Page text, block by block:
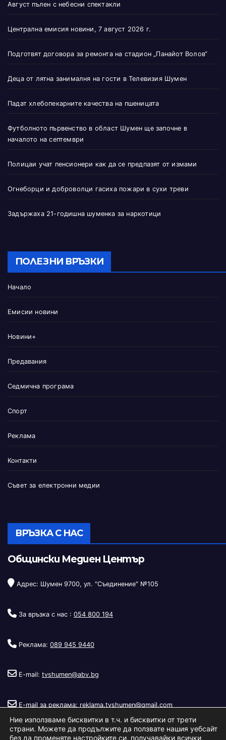
Август пълен с небесни спектакли
Централна емисия новини, 7 август 2026 г.
Подготвят договора за ремонта на стадион „Панайот Волов“
Деца от лятна занималня на гости в Телевизия Шумен
Падат хлебопекарните качества на пшеницата
Футболното първенство в област Шумен ще започне в
началото на септември
Полицаи учат пенсионери как да се предпазят от измами
Огнеборци и доброволци гасиха пожари в сухи треви
Задържаха 21-годишна шуменка за наркотици
ПОЛЕЗНИ ВРЪЗКИ
Начало
Емисии новини
Новини+
Предавания
Седмична програма
Спорт
Реклама
Контакти
Съвет за електронни медии
ВРЪЗКА С НАС
Общински Медиен Център
Адрес: Шумен 9700, ул. "Съединение" №105
За връзка с нас : 054 800 194
Реклама: 089 945 9440
E-mail: tvshumen@abv.bg
E-mail за реклама: reklama.tvshumen@gmail.com
Ние използваме бисквитки в т.ч. и бисквитки от трети
страни. Можете да продължите да ползвате нашия уебсайт
без да променяте настройките си, получавайки всички